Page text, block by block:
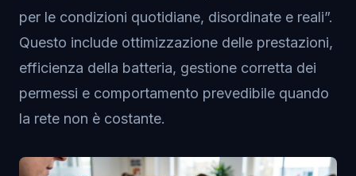
per le condizioni quotidiane, disordinate e reali”.
Questo include ottimizzazione delle prestazioni,
efficienza della batteria, gestione corretta dei
permessi e comportamento prevedibile quando
la rete non è costante.